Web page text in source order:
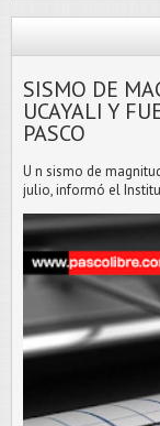
SISMO DE
UCAYALI Y
PASCO
U n sismo de
julio, informó el